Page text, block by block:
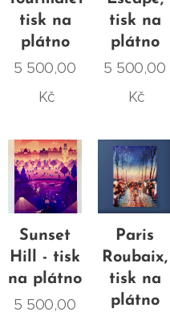
tisk na
plátno
5 500,00
Kč
tisk na
plátno
5 500,00
Kč
Sunset
Hill - tisk
na plátno
5 500,00
Paris
Roubaix,
tisk na
plátno